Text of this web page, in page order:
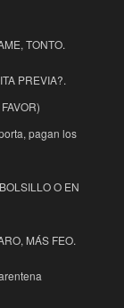
TONTO.
PREVIA?.
pagan los
O EN
MÁS FEO.